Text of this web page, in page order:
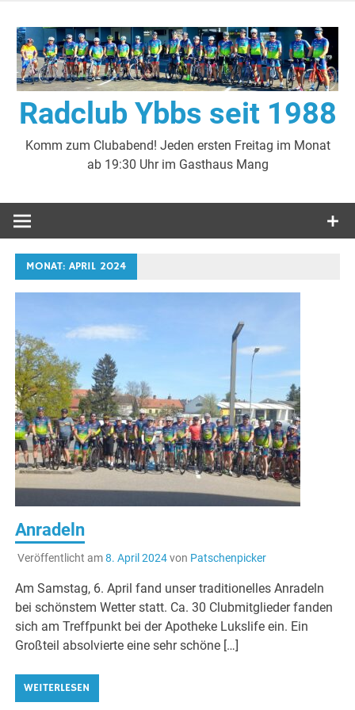
Inhalt
springen
Radclub Ybbs seit 1988
Komm zum Clubabend! Jeden ersten Freitag im Monat
ab 19:30 Uhr im Gasthaus Mang
MONAT:APRIL 2024
Anradeln
Veröffentlicht am8. April 2024von Patschenpicker
Am Samstag, 6. April fand unser traditionelles Anradeln
bei schönstem Wetter statt. Ca. 30 Clubmitglieder fanden
sich am Treffpunkt bei der Apotheke Lukslife ein. Ein
Großteil absolvierte eine sehr schöne […]
WEITERLESEN